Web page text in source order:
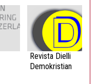
Revista Dielli
Demokristian